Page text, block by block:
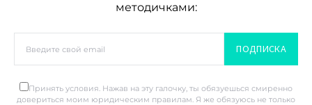
методичками:
ПОДПИСКА
Принять условия. Нажав на эту галочку, ты обязуешься смиренно
довериться моим юридическим правилам. Я же обязуюсь не только